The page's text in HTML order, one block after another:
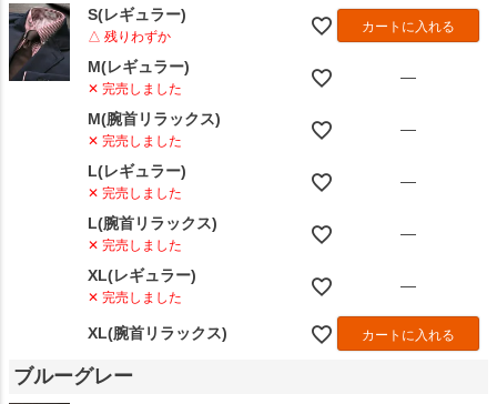
S(レギュラー)
△ 残りわずか
カートに入れる
M(レギュラー)
✕ 完売しました
—
M(腕首リラックス)
✕ 完売しました
—
L(レギュラー)
✕ 完売しました
—
L(腕首リラックス)
✕ 完売しました
—
XL(レギュラー)
✕ 完売しました
—
XL(腕首リラックス) カートに入れる
ブルーグレー